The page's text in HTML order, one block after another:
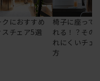
におすすめ
チェア5選
椅子に座って
れる！？その
れにくいチェ
方